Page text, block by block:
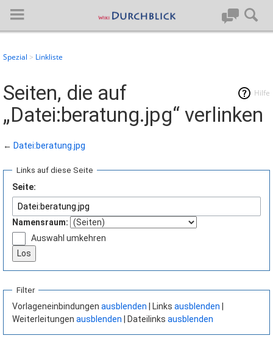
Hauptseite
Artikel von A-Z
Letzte Änderungen
Support
Spezialseiten
Über BlueSpice
Datenschutz
Über Wiki Durchblick
Spezial Linkliste
Hilfe
Seiten, die auf
„Datei:beratung.jpg“ verlinken
← Datei:beratung.jpg
Links auf diese Seite
Seite:
Namensraum:
Auswahl umkehren
Filter
Vorlageneinbindungen ausblenden | Links ausblenden
Weiterleitungen ausblenden | Dateilinks ausblenden